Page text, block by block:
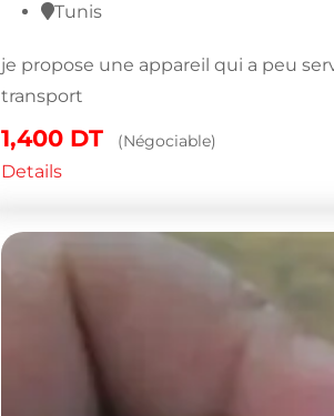
Tunis
je propose une appareil qui a peu
transport
1,400 DT (Négociable)
Details